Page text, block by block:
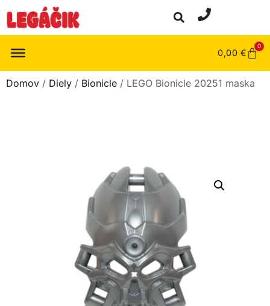
0,00 €
0
Domov / Diely / Bionicle / LEGO Bionicle 20251 maska